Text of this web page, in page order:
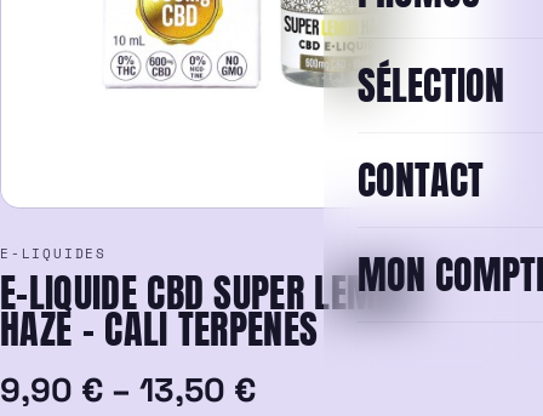
SÉLECTION
CONTACT
MON
E-LIQUIDES
E-LIQUIDE CBD SUPER LEMON
HAZE – CALI TERPENES
9,90 € – 13,50 €
Plage